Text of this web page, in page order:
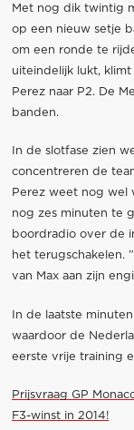
Met nog dik twintig
op een nieuw setje
om een ronde te
uiteindelijk lukt, klimt
Perez naar P2. De
banden.
In de slotfase zien
concentreren de
Perez weet nog wel
nog zes minuten te
boordradio over de
het terugschakelen.
van Max aan zijn
In de laatste
waardoor de
eerste vrije training
Prijsvraag GP
F3-winst in 2014!